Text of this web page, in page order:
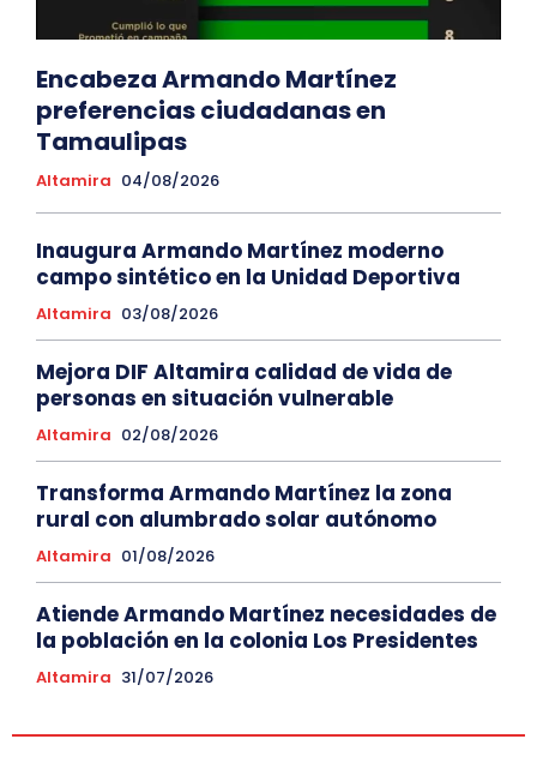
Encabeza Armando Martínez
preferencias ciudadanas en
Tamaulipas
Altamira 04/08/2026
Inaugura Armando Martínez moderno
campo sintético en la Unidad Deportiva
Altamira 03/08/2026
Mejora DIF Altamira calidad de vida de
personas en situación vulnerable
Altamira 02/08/2026
Transforma Armando Martínez la zona
rural con alumbrado solar autónomo
Altamira 01/08/2026
Atiende Armando Martínez necesidades de
la población en la colonia Los Presidentes
Altamira 31/07/2026